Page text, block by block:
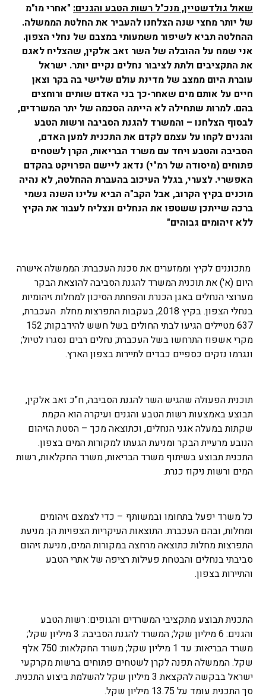
שאול גולדשטיין, מנכ"ל רשות הטבע והגנים:"אחרי מו"מ
של יותר מחצי שנה הצלחנו להעביר את החלטת הממשלה.
ההחלטה תביא לשיפור משמעותי במצבם של נחלי הצפון.
אני שמח על ההובלה של השר זאב אלקין, שהצליח לאגם
את התקציבים ולתת לציבור נחלים נקיים יותר. ישראל
עוברת היום ממצב של מדינת עולם שלישי בה בקר וצאן
חיים על אותם מים שאחר-כך בני האדם שותים ורוחצים
בהם. למרות שתחילה לא הייתה הסכמה של יתר המשרדים,
לבסוף הצלחנו – והמשרד להגנת הסביבה ורשות הטבע
והגנים לקחו על עצמם לקדם את התכנית למען האדם,
הסביבה והטבע ויחד עם משרד הבריאות, הקרן לשטחים
פתוחים (מיסודה של רמ"י) נדאג ליישם הפרויקט בהקדם
האפשרי. לצערי, בגלל העיכוב בהעברת ההחלטה, לא נהיה
מוכנים בקיץ הקרוב, אבל הקב"ה הביא עלינו השנה גשמי
ברכה שייתכן ששטפו את הנחלים ונצליח לעבור את הקיץ
ללא זיהומים גבוהים"
מתכוננים לקיץ וממזערים את סכנת העכברת: הממשלה אישרה
היום (א') את תוכנית המשרד להגנת הסביבה להוצאת הבקר
מערוצי הנחלים באגן הכנרת והפחתת הסיכון למחלות זיהומיות
בנחלי הצפון. בקיץ 2018, בעקבות התפרצות מחלת העכברת,
637 מטיילים הגיעו לבתי החולים בשל חשש להידבקות; 152
מקרי אשפוז התרחשו בשל העכברת; נחלים רבים נסגרו לטיול;
ונגרמו נזקים כספיים כבדים לתיירות בצפון הארץ.
תוכנית הפעולה שהגיש השר להגנת הסביבה, ח"כ זאב אלקין,
תבוצע באמצעות רשות הטבע והגנים ועיקרה הוא הקמת
שקתות במעלה אגני הנחלים, וכתוצאה מכך – הסטת הזיהום
הנובע מרעיית הבקר ומניעת הגעתו למקורות המים בצפון.
התכנית תבוצע בשיתוף משרד הבריאות, משרד החקלאות, רשות
המים ורשות ניקוז כנרת.
כל משרד יפעל בתחומו ובמשותף – כדי לצמצם זיהומים
ומחלות, ובהם העכברת. התוצאות העיקריות הצפויות הן: מניעת
התפרצות מחלות כתוצאה מרחצה במקורות המים, מניעת זיהום
סביבתי בנחלים והבטחת פעילות רציפה של אתרי הטבע
והתיירות בצפון.
התכנית תבוצע מתקציבי המשרדים והגופים: רשות הטבע
והגנים: 6 מיליון שקל; המשרד להגנת הסביבה: 3 מיליון שקל;
משרד הבריאות: עד 1 מיליון שקל; משרד החקלאות: 750 אלף
שקל. הממשלה תפנה לקרן לשטחים פתוחים ברשות מקרקעי
ישראל בבקשה להקצאת 3 מיליון שקל להשלמת ביצוע התכנית.
סך התכנית עומד על 13.75 מיליון שקל.